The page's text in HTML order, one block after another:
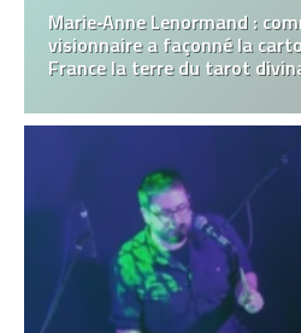
Marie‑Anne Lenormand :
visionnaire a façonné la
France la terre du tarot